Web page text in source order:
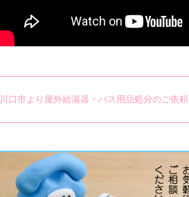
川口市より屋外給湯器・バス用品処分のご依頼